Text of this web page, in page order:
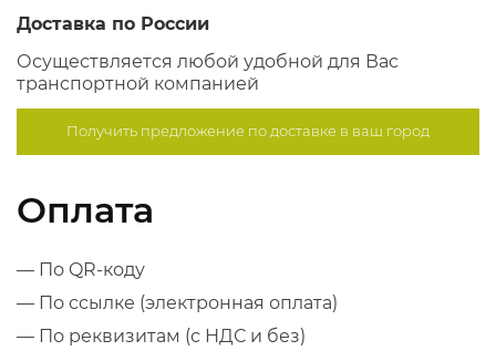
Доставка по России
Осуществляется любой удобной для Вас
транспортной компанией
Получить предложение подоставке в ваш город
Оплата
— По QR-коду
— По ссылке (электронная оплата)
— По реквизитам (с НДС и без)